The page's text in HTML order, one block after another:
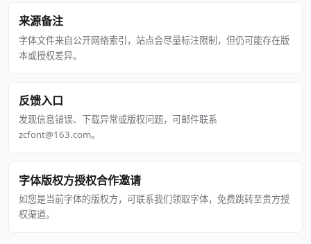
来源备注
字体文件来自公开网络索引，站点会尽量标注限制，但仍可能存在版
本或授权差异。
反馈入口
发现信息错误、下载异常或版权问题，可邮件联系
zcfont@163.com。
字体版权方授权合作邀请
如您是当前字体的版权方，可联系我们领取字体，免费跳转至贵方授
权渠道。